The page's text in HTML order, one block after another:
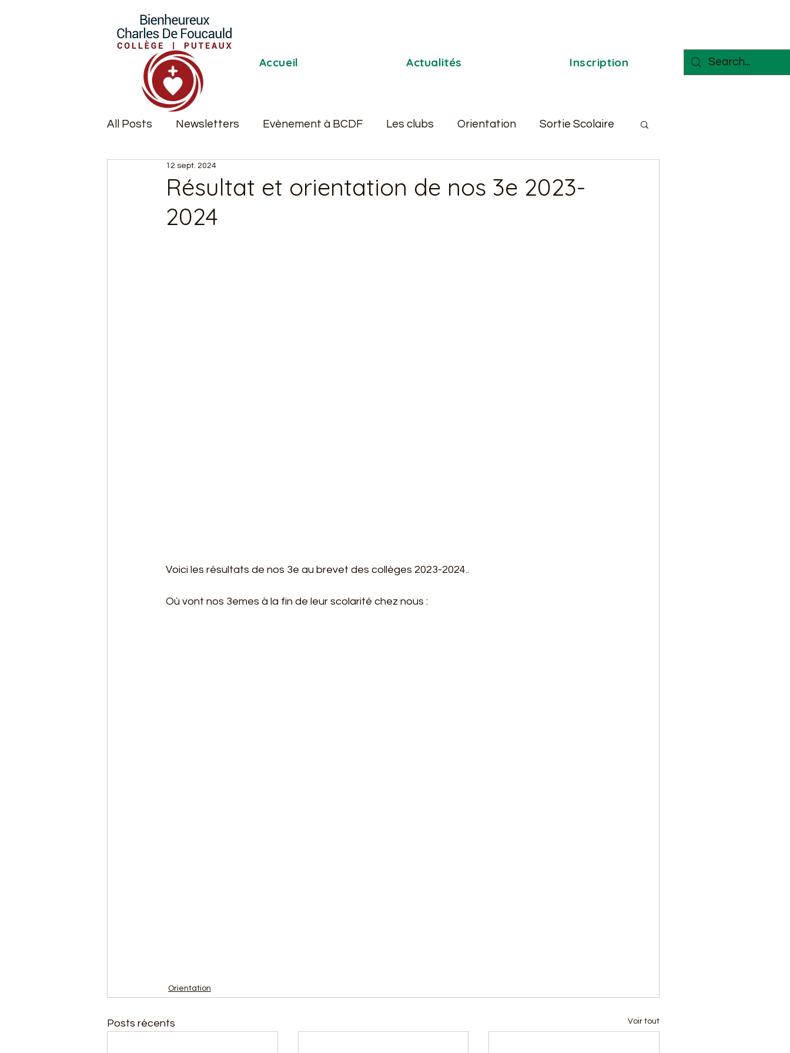
Accueil Actualités Inscription
All Posts Newsletters Evènement à BCDF Les clubs Orientation Sortie Scolaire
Remise des diplômes
Résultat et orientation de nos 3e 2023-
2024
12 sept. 2024
Voici les résultats de nos 3e au brevet des collèges 2023-2024..
Où vont nos 3emes à la fin de leur scolarité chez nous :
Orientation
Posts récents Voir tout